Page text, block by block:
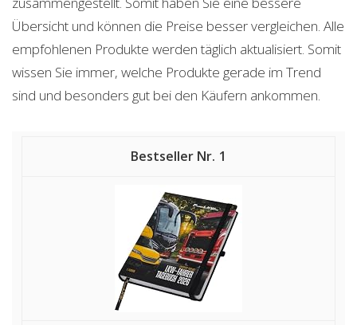
Übersicht und können die Preise besser vergleichen. Alle
empfohlenen Produkte werden täglich aktualisiert. Somit
wissen Sie immer, welche Produkte gerade im Trend
sind und besonders gut bei den Käufern ankommen.
1